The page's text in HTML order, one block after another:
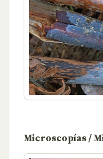
Microscopías /